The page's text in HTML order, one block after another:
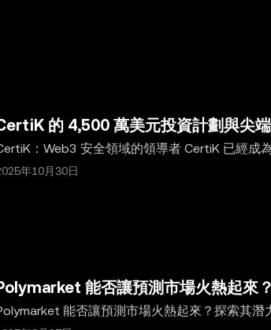
的 4,500 萬美元投資計劃與尖
：Web3 安全領域的領導者 CertiK 已經成
個國家支持超過 4,700 個項目。通過提供尖
年10月30日
能否讓預測市場火熱起來
能否讓預測市場火熱起來？探索其